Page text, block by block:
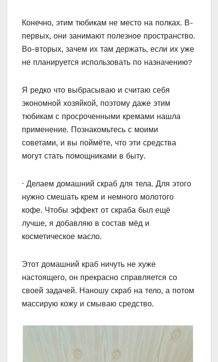
Конечно, этим тюбикам не место на полках. В-
первых, они занимают полезное пространство.
Во-вторых, зачем их там держать, если их уже
не планируется использовать по назначению?
Я редко что выбрасываю и считаю себя
экономной хозяйкой, поэтому даже этим
тюбикам с просроченными кремами нашла
применение. Познакомьтесь с моими
советами, и вы поймёте, что эти средства
могут стать помощниками в быту.
· Делаем домашний скраб для тела. Для этого
нужно смешать крем и немного молотого
кофе. Чтобы эффект от скраба был ещё
лучше, я добавляю в состав мёд и
косметическое масло.
Этот домашний краб ничуть не хуже
настоящего, он прекрасно справляется со
своей задачей. Наношу скраб на тело, а потом
массирую кожу и смываю средство.